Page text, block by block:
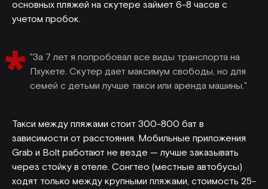
основных пляжей на скутере займет 6-8 часов с
учетом пробок.
"За 7 лет я попробовал все виды транспорта на
Пхукете. Скутер дает максимум свободы, но для
семей с детьми лучше такси или аренда машины."
Такси между пляжами стоит 300-800 бат в
зависимости от расстояния. Мобильные приложения
Grab и Bolt работают не везде — лучше заказывать
через стойку в отеле. Сонгтео (местные автобусы)
ходят только между крупными пляжами, стоимость 25-